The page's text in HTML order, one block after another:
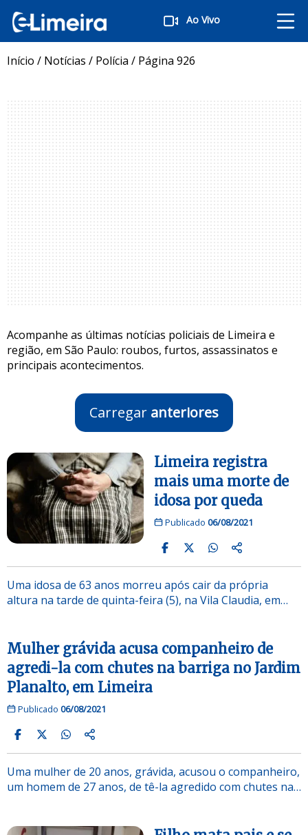
Ao Vivo
Início / Notícias / Polícia / Página 926
Acompanhe as últimas notícias policiais de Limeira e
região, em São Paulo: roubos, furtos, assassinatos e
principais acontecimentos.
Carregar anteriores
Limeira registra
mais uma morte de
idosa por queda
Publicado 06/08/2021
Uma idosa de 63 anos morreu após cair da própria
altura na tarde de quinta-feira (5), na Vila Claudia, em…
Mulher grávida acusa companheiro de
agredi-la com chutes na barriga no Jardim
Planalto, em Limeira
Publicado 06/08/2021
Uma mulher de 20 anos, grávida, acusou o companheiro,
um homem de 27 anos, de tê-la agredido com chutes na…